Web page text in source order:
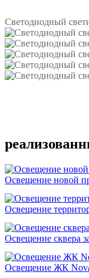
Светодиодный
Освещение новой
Освещение
Освещение сквера
Освещение ЖК